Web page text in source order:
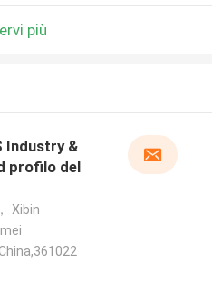
più
Industry &
profilo del
Xibin